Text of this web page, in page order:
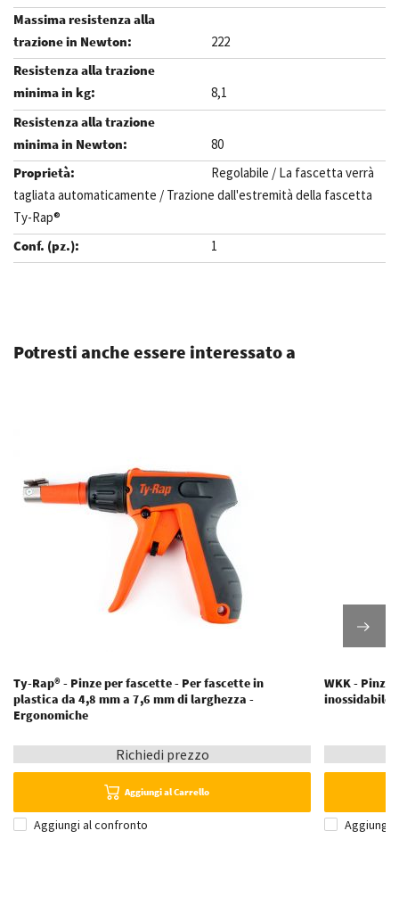
222
8,1
80
Regolabile / La fascetta verrà
tagliata automaticamente / Trazione dall'estremità della fascetta
Ty-Rap®
1
Potresti anche essere interessato a
Ty-Rap® - Pinze per fascette - Per fascette in
plastica da 4,8 mm a 7,6 mm di larghezza -
Ergonomiche
Richiedi prezzo
Aggiungi al Carrello
Aggiungi al confronto
WKK -
inossidabile
Aggiungi